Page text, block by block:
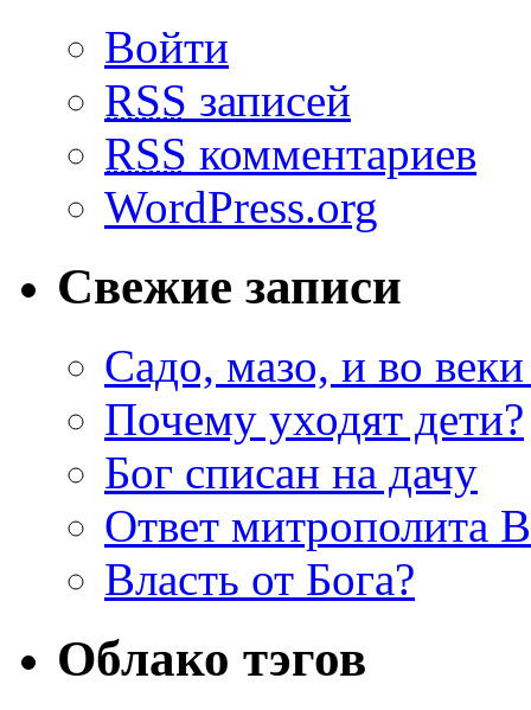
Войти
RSS записей
RSS комментариев
WordPress.org
Свежие записи
Садо, мазо, и во веки
Почему уходят дети?
Бог списан на дачу
Ответ митрополита
Власть от Бога?
Облако тэгов